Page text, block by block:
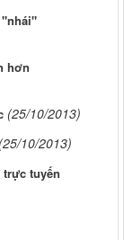
hơn
(25/10/2013)
(25/10/2013)
trực tuyến